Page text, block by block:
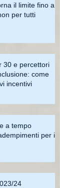
il limite fino a
per tutti
30 e percettori
come
incentivi
a tempo
per i
24